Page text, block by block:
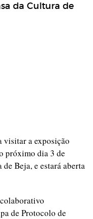
da Cultura de
visitar a exposição
próximo dia 3 de
Beja, e estará aberta
de Protocolo de